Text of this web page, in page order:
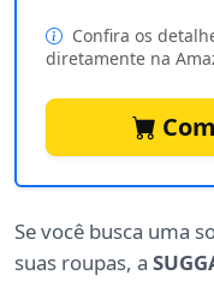
Confira os
diretamente na
Se você busca uma
suas roupas, a